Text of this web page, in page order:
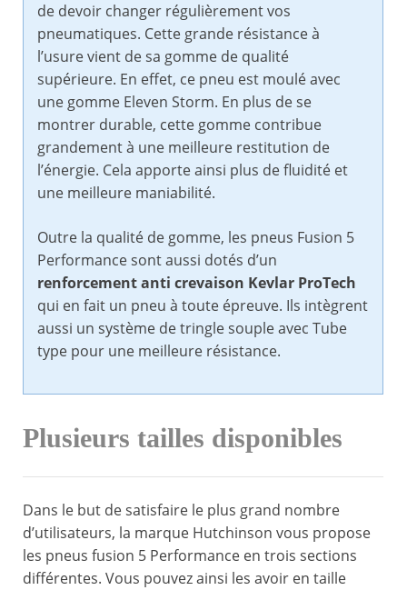
de devoir changer régulièrement vos
pneumatiques. Cette grande résistance à
l’usure vient de sa gomme de qualité
supérieure. En effet, ce pneu est moulé avec
une gomme Eleven Storm. En plus de se
montrer durable, cette gomme contribue
grandement à une meilleure restitution de
l’énergie. Cela apporte ainsi plus de fluidité et
une meilleure maniabilité.
Outre la qualité de gomme, les pneus Fusion 5
Performance sont aussi dotés d’un
renforcement anti crevaison Kevlar ProTech
qui en fait un pneu à toute épreuve. Ils intègrent
aussi un système de tringle souple avec Tube
type pour une meilleure résistance.
Plusieurs tailles disponibles
Dans le but de satisfaire le plus grand nombre
d’utilisateurs, la marque Hutchinson vous propose
les pneus fusion 5 Performance en trois sections
différentes. Vous pouvez ainsi les avoir en taille